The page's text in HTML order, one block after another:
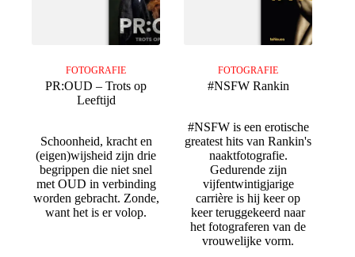
FOTOGRAFIE
PR:OUD – Trots op
Leeftijd
Schoonheid, kracht en
(eigen)wijsheid zijn drie
begrippen die niet snel
met OUD in verbinding
worden gebracht. Zonde,
want het is er volop.
FOTOGRAFIE
#NSFW Rankin
#NSFW is een erotische
greatest hits van Rankin's
naaktfotografie.
Gedurende zijn
vijfentwintigjarige
carrière is hij keer op
keer teruggekeerd naar
het fotograferen van de
vrouwelijke vorm.